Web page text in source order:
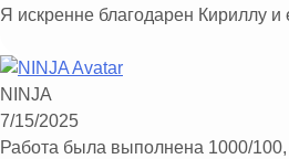
Я искренне благодарен Кириллу
NINJA
7/15/2025
Работа была выполнена 1000/